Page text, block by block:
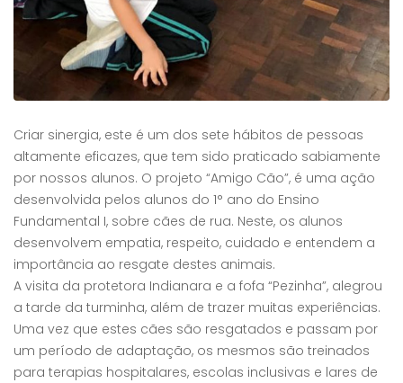
Criar sinergia, este é um dos sete hábitos de pessoas
altamente eficazes, que tem sido praticado sabiamente
por nossos alunos. O projeto “Amigo Cão”, é uma ação
desenvolvida pelos alunos do 1° ano do Ensino
Fundamental I, sobre cães de rua. Neste, os alunos
desenvolvem empatia, respeito, cuidado e entendem a
importância ao resgate destes animais.
A visita da protetora Indianara e a fofa “Pezinha”, alegrou
a tarde da turminha, além de trazer muitas experiências.
Uma vez que estes cães são resgatados e passam por
um período de adaptação, os mesmos são treinados
para terapias hospitalares, escolas inclusivas e lares de